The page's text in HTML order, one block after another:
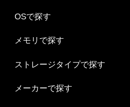
OSで探す
メモリで探す
ストレージタイプで探す
メーカーで探す